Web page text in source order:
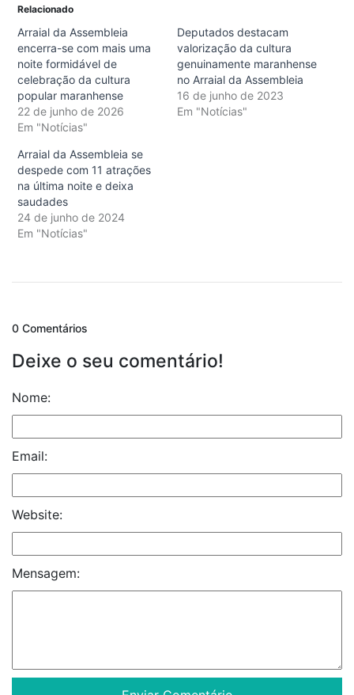
Relacionado
Arraial da Assembleia
encerra-se com mais uma
noite formidável de
celebração da cultura
popular maranhense
22 de junho de 2026
Em "Notícias"
Deputados destacam
valorização da cultura
genuinamente maranhense
no Arraial da Assembleia
16 de junho de 2023
Em "Notícias"
Arraial da Assembleia se
despede com 11 atrações
na última noite e deixa
saudades
24 de junho de 2024
Em "Notícias"
0 Comentários
Deixe o seu comentário!
Nome:
Email:
Website:
Mensagem: